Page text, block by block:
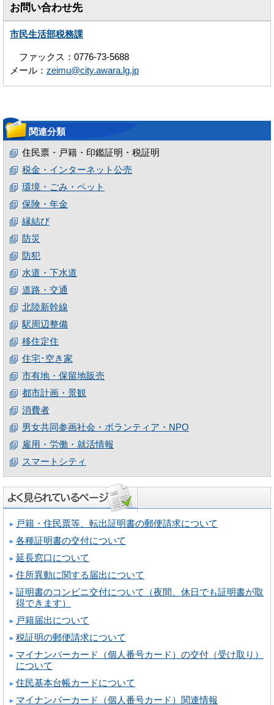
お問い合わせ先
市民生活部税務課
ファックス：0776-73-5688
メール： zeimu@city.awara.lg.jp
関連分類
住民票・戸籍・印鑑証明・税証明
税金・インターネット公売
環境・ごみ・ペット
保険・年金
縁結び
防災
防犯
水道・下水道
道路・交通
北陸新幹線
駅周辺整備
移住定住
住宅･空き家
市有地・保留地販売
都市計画・景観
消費者
男女共同参画社会・ボランティア・NPO
雇用・労働・就活情報
スマートシティ
戸籍・住民票等、転出証明書の郵便請求について
各種証明書の交付について
延長窓口について
住所異動に関する届出について
証明書のコンビニ交付について（夜間、休日でも証明書が取
得できます）
戸籍届出について
税証明の郵便請求について
マイナンバーカード（個人番号カード）の交付（受け取り）
について
住民基本台帳カードについて
マイナンバーカード（個人番号カード）関連情報